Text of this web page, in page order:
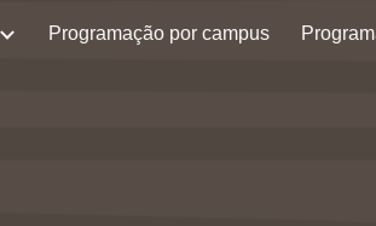
Skip to navigation
Programação por campus